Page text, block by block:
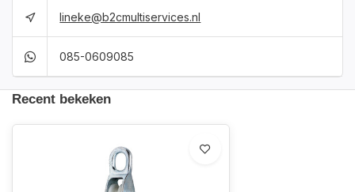
lineke@b2cmultiservices.nl
085-0609085
Recent bekeken